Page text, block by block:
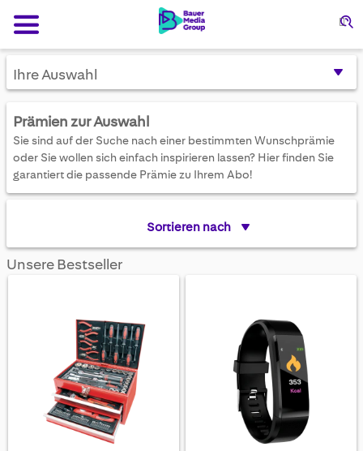
Ihre Auswahl
Prämien zur Auswahl
Sie sind auf der Suche nach einer bestimmten Wunschprämie
oder Sie wollen sich einfach inspirieren lassen? Hier finden Sie
garantiert die passende Prämie zu Ihrem Abo!
Sortieren nach
Unsere Bestseller